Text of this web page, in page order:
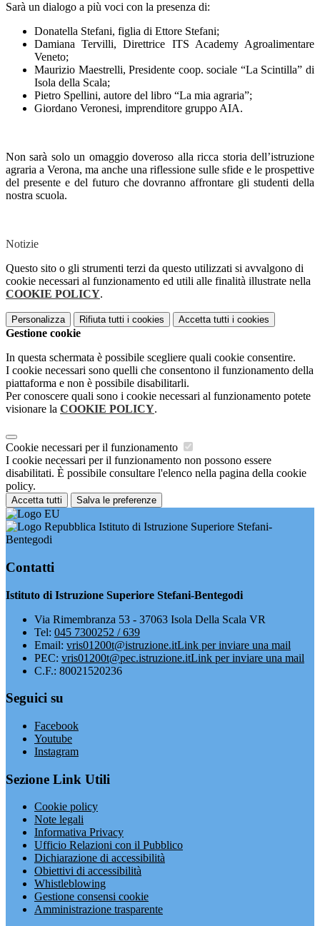
Sarà un dialogo a più voci con la presenza di:
Donatella Stefani, figlia di Ettore Stefani;
Damiana Tervilli, Direttrice ITS Academy Agroalimentare
Veneto;
Maurizio Maestrelli, Presidente coop. sociale “La Scintilla” di
Isola della Scala;
Pietro Spellini, autore del libro “La mia agraria”;
Giordano Veronesi, imprenditore gruppo AIA.
Non sarà solo un omaggio doveroso alla ricca storia dell’istruzione
agraria a Verona, ma anche una riflessione sulle sfide e le prospettive
del presente e del futuro che dovranno affrontare gli studenti della
nostra scuola.
Notizie
Questo sito o gli strumenti terzi da questo utilizzati si avvalgono di
cookie necessari al funzionamento ed utili alle finalità illustrate nella
COOKIE POLICY.
Personalizza Rifiuta tutti i cookies Accetta tutti i cookies
Gestione cookie
In questa schermata è possibile scegliere quali cookie consentire.
I cookie necessari sono quelli che consentono il funzionamento della
piattaforma e non è possibile disabilitarli.
Per conoscere quali sono i cookie necessari al funzionamento potete
visionare la COOKIE POLICY.
Cookie necessari per il funzionamento
I cookie necessari per il funzionamento non possono essere
disabilitati. È possibile consultare l'elenco nella pagina della cookie
policy.
Accetta tutti Salva le preferenze
Istituto di Istruzione Superiore Stefani-
Bentegodi
Contatti
Istituto di Istruzione Superiore Stefani-Bentegodi
Via Rimembranza 53 - 37063 Isola Della Scala VR
Tel: 045 7300252 / 639
Email: vris01200t@istruzione.itLink per inviare una mail
PEC: vris01200t@pec.istruzione.itLink per inviare una mail
C.F.: 80021520236
Seguici su
Facebook
Youtube
Instagram
Sezione Link Utili
Cookie policy
Note legali
Informativa Privacy
Ufficio Relazioni con il Pubblico
Dichiarazione di accessibilità
Obiettivi di accessibilità
Whistleblowing
Gestione consensi cookie
Amministrazione trasparente